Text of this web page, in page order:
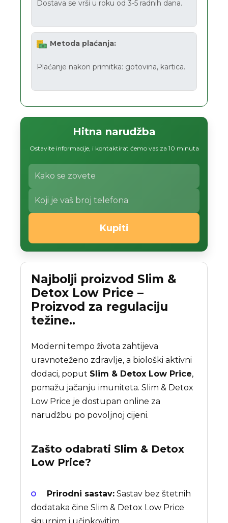
Dostava se vrši u roku od 3-5 radnih dana.
Metoda plaćanja:
Plaćanje nakon primitka: gotovina, kartica.
Hitna narudžba
Ostavite informacije, i kontaktirat ćemo vas za 10 minuta
Kupiti
Najbolji proizvod Slim &
Detox Low Price –
Proizvod za regulaciju
težine..
Moderni tempo života zahtijeva
uravnoteženo zdravlje, a biološki aktivni
dodaci, poput Slim & Detox Low Price,
pomažu jačanju imuniteta. Slim & Detox
Low Price je dostupan online za
narudžbu po povoljnoj cijeni.
Zašto odabratiSlim & Detox
Low Price?
Prirodni sastav: Sastav bez štetnih
dodataka čine Slim & Detox Low Price